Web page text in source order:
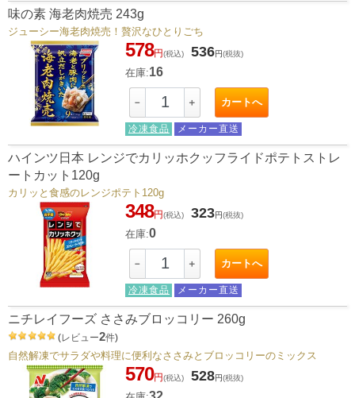
味の素 海老肉焼売 243g
ジューシー海老肉焼売！贅沢なひとりごち
578円(税込) 536円(税抜)
在庫:16
－ ＋ カートへ
冷凍食品 メーカー直送
ハインツ日本 レンジでカリッホクッフライドポテトストレ
ートカット120g
カリッと食感のレンジポテト120g
348円(税込) 323円(税抜)
在庫:0
－ ＋ カートへ
冷凍食品 メーカー直送
ニチレイフーズ ささみブロッコリー 260g
(レビュー2件)
自然解凍でサラダや料理に便利なささみとブロッコリーのミックス
570円(税込) 528円(税抜)